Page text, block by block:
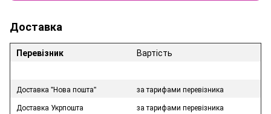
Доставка
Перевізник Вартість
Доставка "Нова пошта"
за тарифами перевізника
Доставка Укрпошта
за тарифами перевізника